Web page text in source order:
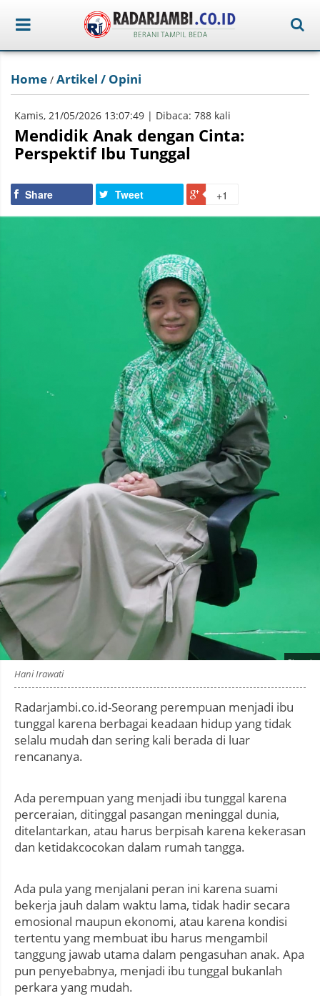
Home / Artikel / Opini
Kamis, 21/05/2026 13:07:49 | Dibaca: 788 kali
Mendidik Anak dengan Cinta:
Perspektif Ibu Tunggal
Share Tweet +1
Photo by
Hani Irawati
Radarjambi.co.id-Seorang perempuan menjadi ibu
tunggal karena berbagai keadaan hidup yang tidak
selalu mudah dan sering kali berada di luar
rencananya.
Ada perempuan yang menjadi ibu tunggal karena
perceraian, ditinggal pasangan meninggal dunia,
ditelantarkan, atau harus berpisah karena kekerasan
dan ketidakcocokan dalam rumah tangga.
Ada pula yang menjalani peran ini karena suami
bekerja jauh dalam waktu lama, tidak hadir secara
emosional maupun ekonomi, atau karena kondisi
tertentu yang membuat ibu harus mengambil
tanggung jawab utama dalam pengasuhan anak. Apa
pun penyebabnya, menjadi ibu tunggal bukanlah
perkara yang mudah.